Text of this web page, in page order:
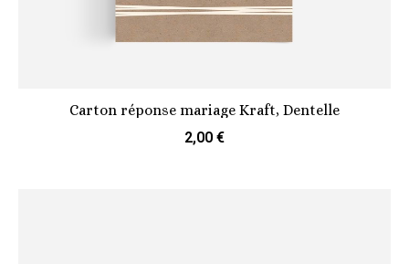
Carton réponse mariage Kraft, Dentelle
2,00 €